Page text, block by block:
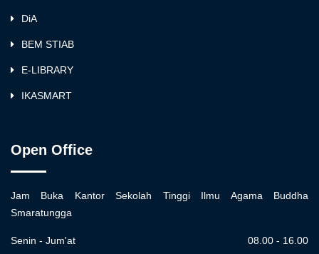
DiA
BEM STIAB
E-LIBRARY
IKASMART
Open Office
Jam Buka Kantor Sekolah Tinggi Ilmu Agama Buddha
Smaratungga
Senin - Jum'at 08.00 - 16.00